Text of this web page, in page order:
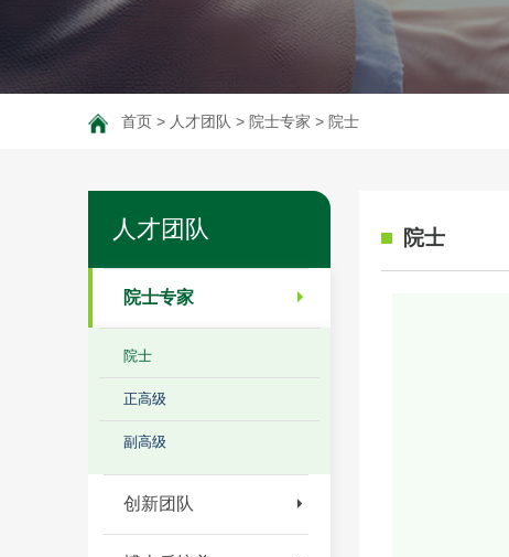
首页 > 人才团队 > 院士专家 > 院士
人才团队
院士专家
院士
正高级
副高级
创新团队
院士